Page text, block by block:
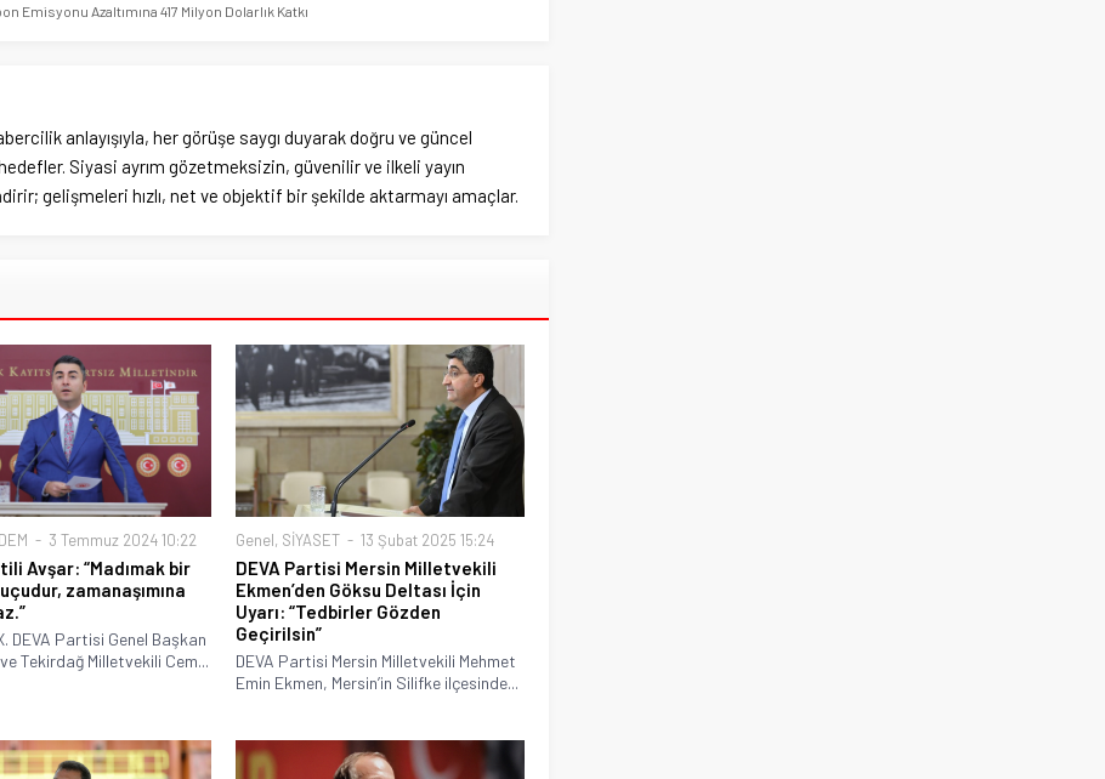
Emisyonu Azaltımına 417 Milyon Dolarlık Katkı
anlayışıyla, her görüşe saygı duyarak doğru ve güncel
Siyasi ayrım gözetmeksizin, güvenilir ve ilkeli yayın
gelişmeleri hızlı, net ve objektif bir şekilde aktarmayı amaçlar.
3 Temmuz 2024 10:22
Avşar: “Madımak bir
zamanaşımına
DEVA Partisi Genel Başkan
ve Tekirdağ Milletvekili Cem...
Genel, SİYASET 13 Şubat 2025 15:24
DEVA Partisi Mersin Milletvekili
Ekmen’den Göksu Deltası İçin
Uyarı: “Tedbirler Gözden
Geçirilsin”
DEVA Partisi Mersin Milletvekili Mehmet
Emin Ekmen, Mersin’in Silifke ilçesinde...